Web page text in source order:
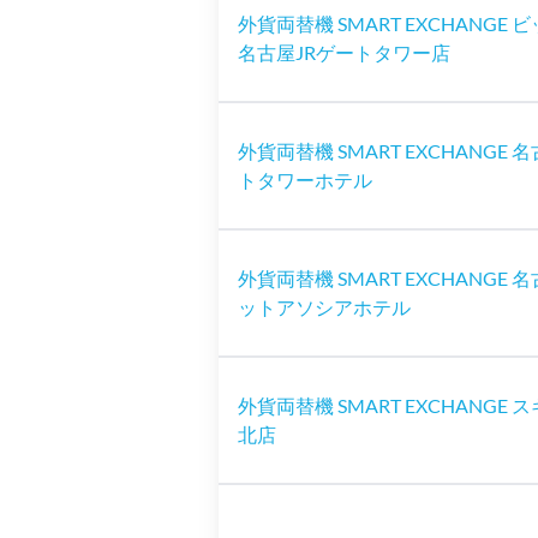
外貨両替機 SMART EXCHANGE
名古屋JRゲートタワー店
外貨両替機 SMART EXCHANGE 名
トタワーホテル
外貨両替機 SMART EXCHANGE
ットアソシアホテル
外貨両替機 SMART EXCHANGE
北店